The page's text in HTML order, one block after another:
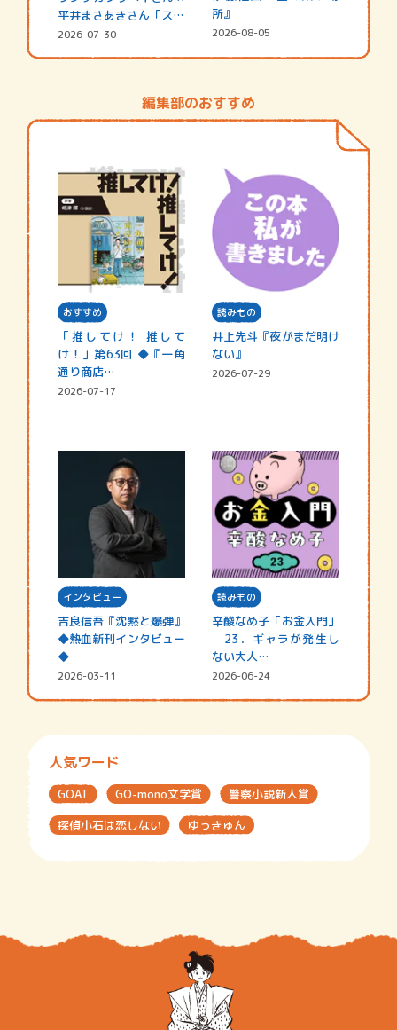
平井まさあきさん「スペ
シャ…
2026-07-30
所』
2026-08-05
編集部のおすすめ
おすすめ
「推してけ！ 推して
け！」第63回 ◆『一角
通り商店…
2026-07-17
読みもの
井上先斗『夜がまだ明け
ない』
2026-07-29
インタビュー
吉良信吾『沈黙と爆弾』
◆熱血新刊インタビュー
◆
2026-03-11
読みもの
辛酸なめ子「お金入門」
23．ギャラが発生し
ない大人…
2026-06-24
人気ワード
GOAT GO-mono文学賞
警察小説新人賞
探偵小石は恋しない
ゆっきゅん